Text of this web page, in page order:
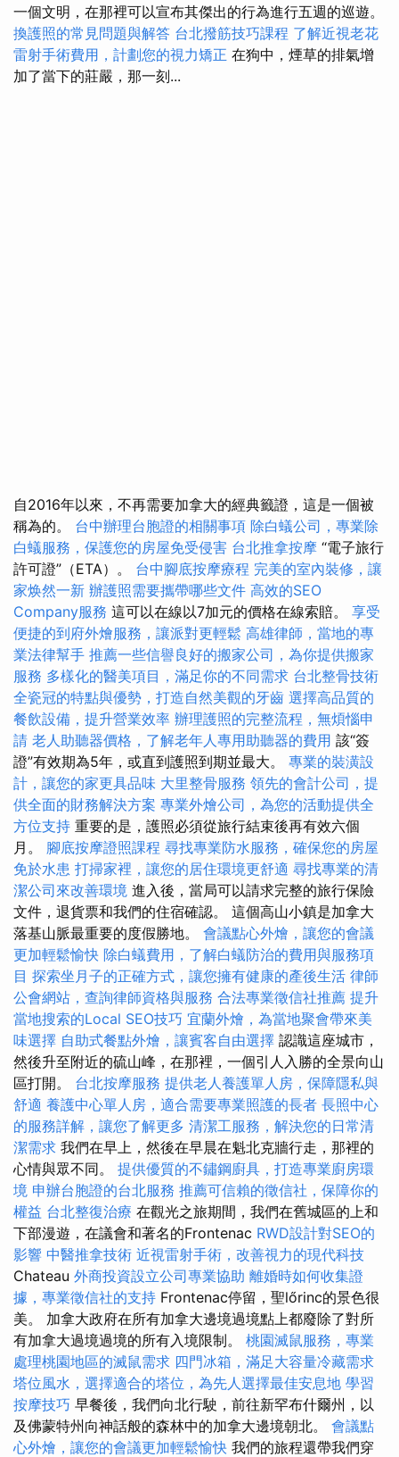
一個文明，在那裡可以宣布其傑出的行為進行五週的巡遊。
換護照的常見問題與解答 台北撥筋技巧課程 了解近視老花
雷射手術費用，計劃您的視力矯正 在狗中，煙草的排氣增
加了當下的莊嚴，那一刻...
自2016年以來，不再需要加拿大的經典籤證，這是一個被
稱為的。 台中辦理台胞證的相關事項 除白蟻公司，專業除
白蟻服務，保護您的房屋免受侵害 台北推拿按摩 “電子旅行
許可證”（ETA）。 台中腳底按摩療程 完美的室內裝修，讓
家焕然一新 辦護照需要攜帶哪些文件 高效的SEO
Company服務 這可以在線以7加元的價格在線索賠。 享受
便捷的到府外燴服務，讓派對更輕鬆 高雄律師，當地的專
業法律幫手 推薦一些信譽良好的搬家公司，為你提供搬家
服務 多樣化的醫美項目，滿足你的不同需求 台北整骨技術
全瓷冠的特點與優勢，打造自然美觀的牙齒 選擇高品質的
餐飲設備，提升營業效率 辦理護照的完整流程，無煩惱申
請 老人助聽器價格，了解老年人專用助聽器的費用 該“簽
證”有效期為5年，或直到護照到期並最大。 專業的裝潢設
計，讓您的家更具品味 大里整骨服務 領先的會計公司，提
供全面的財務解決方案 專業外燴公司，為您的活動提供全
方位支持 重要的是，護照必須從旅行結束後再有效六個
月。 腳底按摩證照課程 尋找專業防水服務，確保您的房屋
免於水患 打掃家裡，讓您的居住環境更舒適 尋找專業的清
潔公司來改善環境 進入後，當局可以請求完整的旅行保險
文件，退貨票和我們的住宿確認。 這個高山小鎮是加拿大
落基山脈最重要的度假勝地。 會議點心外燴，讓您的會議
更加輕鬆愉快 除白蟻費用，了解白蟻防治的費用與服務項
目 探索坐月子的正確方式，讓您擁有健康的產後生活 律師
公會網站，查詢律師資格與服務 合法專業徵信社推薦 提升
當地搜索的Local SEO技巧 宜蘭外燴，為當地聚會帶來美
味選擇 自助式餐點外燴，讓賓客自由選擇 認識這座城市，
然後升至附近的硫山峰，在那裡，一個引人入勝的全景向山
區打開。 台北按摩服務 提供老人養護單人房，保障隱私與
舒適 養護中心單人房，適合需要專業照護的長者 長照中心
的服務詳解，讓您了解更多 清潔工服務，解決您的日常清
潔需求 我們在早上，然後在早晨在魁北克牆行走，那裡的
心情與眾不同。 提供優質的不鏽鋼廚具，打造專業廚房環
境 申辦台胞證的台北服務 推薦可信賴的徵信社，保障你的
權益 台北整復治療 在觀光之旅期間，我們在舊城區的上和
下部漫遊，在議會和著名的Frontenac RWD設計對SEO的
影響 中醫推拿技術 近視雷射手術，改善視力的現代科技
Chateau 外商投資設立公司專業協助 離婚時如何收集證
據，專業徵信社的支持 Frontenac停留，聖lőrinc的景色很
美。 加拿大政府在所有加拿大邊境過境點上都廢除了對所
有加拿大過境過境的所有入境限制。 桃園滅鼠服務，專業
處理桃園地區的滅鼠需求 四門冰箱，滿足大容量冷藏需求
塔位風水，選擇適合的塔位，為先人選擇最佳安息地 學習
按摩技巧 早餐後，我們向北行駛，前往新罕布什爾州，以
及佛蒙特州向神話般的森林中的加拿大邊境朝北。 會議點
心外燴，讓您的會議更加輕鬆愉快 我們的旅程還帶我們穿